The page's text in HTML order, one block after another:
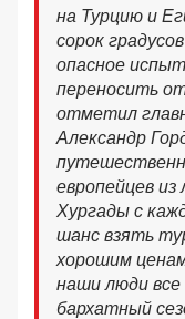
на Турцию и
сорок
опасное
переносить
отметил
Александр
европейцев
Хургады с
шанс взять
хорошим
наши люди
бархатный